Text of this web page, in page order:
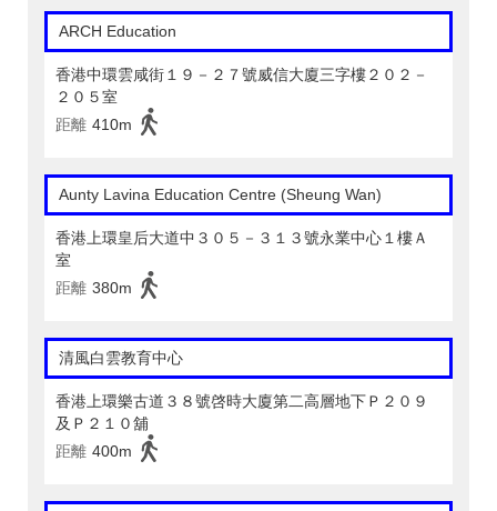
ARCH Education
香港中環雲咸街１９－２７號威信大廈三字樓２０２－
２０５室
距離 410m
Aunty Lavina Education Centre (Sheung Wan)
香港上環皇后大道中３０５－３１３號永業中心１樓Ａ
室
距離 380m
清風白雲教育中心
香港上環樂古道３８號啓時大廈第二高層地下Ｐ２０９
及Ｐ２１０舖
距離 400m